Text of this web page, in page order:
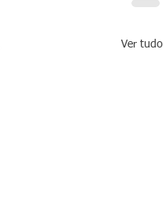
Ver tudo